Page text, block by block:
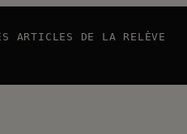
ARTICLES DE LA RELÈVE